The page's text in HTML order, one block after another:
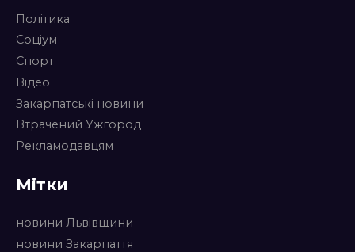
Політика
Соціум
Спорт
Відео
Закарпатські новини
Втрачений Ужгород
Рекламодавцям
Мітки
новини Львівщини
новини Закарпаття